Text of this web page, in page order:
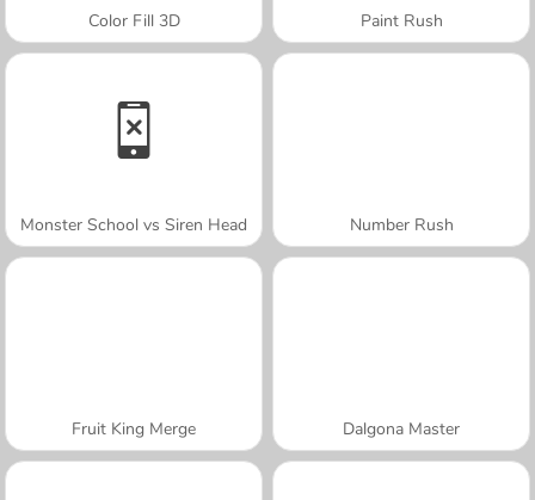
Color Fill 3D Paint Rush
Monster School vs Siren Head Number Rush
Fruit King Merge Dalgona Master